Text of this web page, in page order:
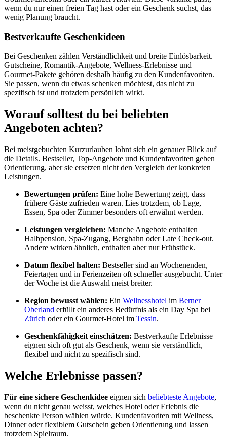
wenn du nur einen freien Tag hast oder ein Geschenk suchst, das
wenig Planung braucht.
Bestverkaufte Geschenkideen
Bei Geschenken zählen Verständlichkeit und breite Einlösbarkeit.
Gutscheine, Romantik-Angebote, Wellness-Erlebnisse und
Gourmet-Pakete gehören deshalb häufig zu den Kundenfavoriten.
Sie passen, wenn du etwas schenken möchtest, das nicht zu
spezifisch ist und trotzdem persönlich wirkt.
Worauf solltest du bei beliebten
Angeboten achten?
Bei meistgebuchten Kurzurlauben lohnt sich ein genauer Blick auf
die Details. Bestseller, Top-Angebote und Kundenfavoriten geben
Orientierung, aber sie ersetzen nicht den Vergleich der konkreten
Leistungen.
Bewertungen prüfen: Eine hohe Bewertung zeigt, dass
frühere Gäste zufrieden waren. Lies trotzdem, ob Lage,
Essen, Spa oder Zimmer besonders oft erwähnt werden.
Leistungen vergleichen: Manche Angebote enthalten
Halbpension, Spa-Zugang, Bergbahn oder Late Check-out.
Andere wirken ähnlich, enthalten aber nur Frühstück.
Datum flexibel halten: Bestseller sind an Wochenenden,
Feiertagen und in Ferienzeiten oft schneller ausgebucht. Unter
der Woche ist die Auswahl meist breiter.
Region bewusst wählen: Ein Wellnesshotel im Berner
Oberland erfüllt ein anderes Bedürfnis als ein Day Spa bei
Zürich oder ein Gourmet-Hotel im Tessin.
Geschenkfähigkeit einschätzen: Bestverkaufte Erlebnisse
eignen sich oft gut als Geschenk, wenn sie verständlich,
flexibel und nicht zu spezifisch sind.
Welche Erlebnisse passen?
Für eine sichere Geschenkidee eignen sich beliebteste Angebote,
wenn du nicht genau weisst, welches Hotel oder Erlebnis die
beschenkte Person wählen würde. Kundenfavoriten mit Wellness,
Dinner oder flexiblem Gutschein geben Orientierung und lassen
trotzdem Spielraum.